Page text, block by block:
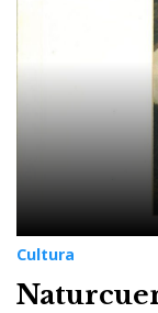
Cultura